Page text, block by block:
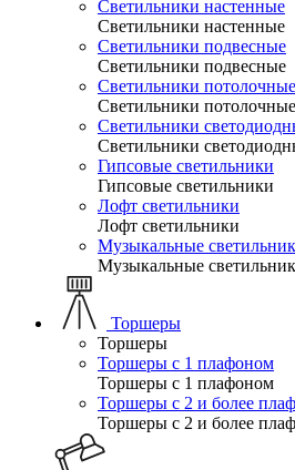
Светильники настенные
Светильники настенные
Светильники подвесные
Светильники подвесные
Светильники потолочные
Светильники потолочные
Светильники
Светильники
Гипсовые светильники
Гипсовые светильники
Лофт светильники
Лофт светильники
Музыкальные
Музыкальные
Торшеры
Торшеры
Торшеры с 1 плафоном
Торшеры с 1 плафоном
Торшеры с 2 и более
Торшеры с 2 и более